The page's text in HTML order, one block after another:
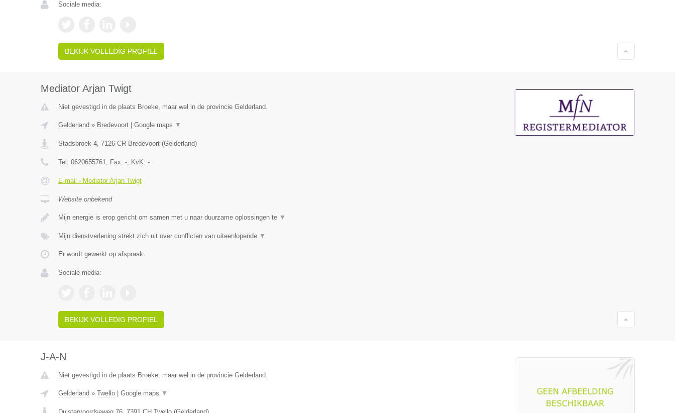
Sociale media:
BEKIJK VOLLEDIG PROFIEL
Mediator Arjan Twigt
Niet gevestigd in de plaats Broeke, maar wel in de provincie Gelderland.
Gelderland » Bredevoort| Google maps ▼
Stadsbroek 4, 7126 CR Bredevoort(Gelderland)
Tel: 0620655761, Fax: -, KvK: -
E-mail › Mediator Arjan Twigt
Website onbekend
Mijn energie is erop gericht om samen met u naar duurzame oplossingen te ▼
Mijn dienstverlening strekt zich uit over conflicten van uiteenlopende ▼
Er wordt gewerkt op afspraak.
Sociale media:
BEKIJK VOLLEDIG PROFIEL
J-A-N
Niet gevestigd in de plaats Broeke, maar wel in de provincie Gelderland.
Gelderland » Twello| Google maps ▼